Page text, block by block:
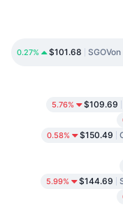
SGOVon
$101.68
0.27%
$109.69
5.76%
$150.49
0.58%
$144.69
5.99%